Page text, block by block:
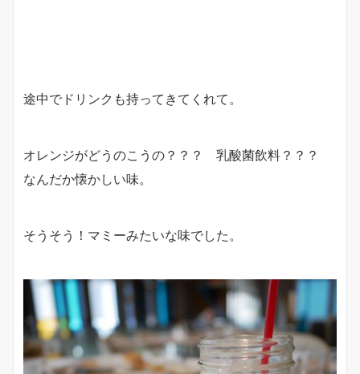
途中でドリンクも持ってきてくれて。
オレンジがどうのこうの？？？ 乳酸菌飲料？？？
なんだか懐かしい味。
そうそう！マミーみたいな味でした。